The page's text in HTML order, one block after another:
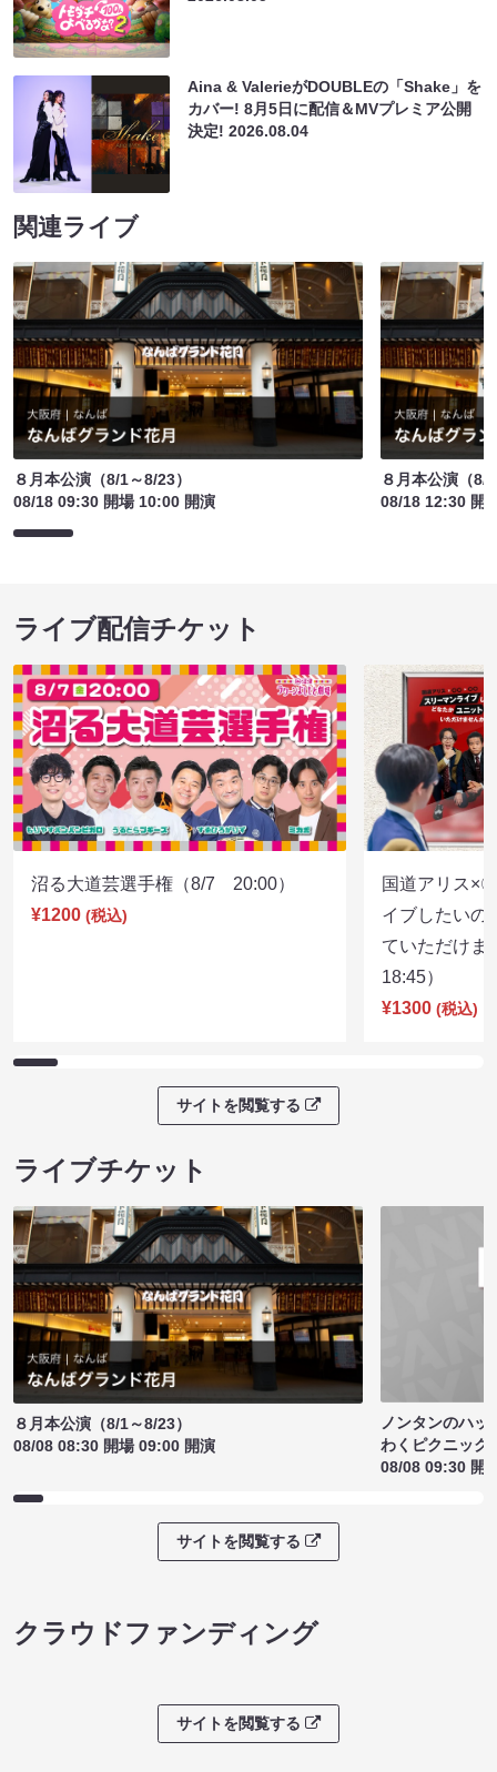
Aina & ValerieがDOUBLEの「Shake」を
カバー! 8月5日に配信＆MVプレミア公開
決定!2026.08.04
関連ライブ
８月本公演（8/1～8/23）
08/18 09:30 開場 10:00 開演
８月本公演（8/
08/18 12:30 開
ライブ配信チケット
沼る大道芸選手権（8/7 20:00）
¥1200 (税込)
国道アリス×
イブしたいの
ていただけ
18:45）
¥1300 (税込)
サイトを閲覧する
ライブチケット
８月本公演（8/1～8/23）
08/08 08:30 開場 09:00 開演
ノンタンのハッ
わくピクニック
08/08 09:30 開
サイトを閲覧する
クラウドファンディング
サイトを閲覧する